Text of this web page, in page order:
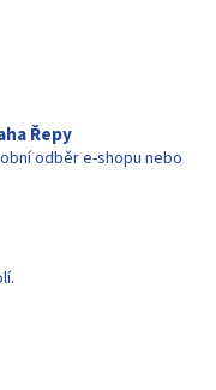
Řepy
odběr e-shopu nebo